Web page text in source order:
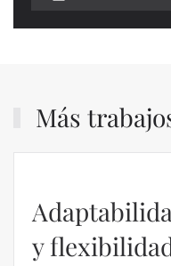
Más
Regulación
en las VTCs